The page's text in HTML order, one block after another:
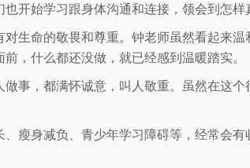
开始学习跟身体沟通和连接，领会到怎样
生命的敬畏和尊重。钟老师虽然看起来
，什么都还没做，就已经感到温暖踏实。
事，都满怀诚意，叫人敬重。虽然在这
瘦身减负、青少年学习障碍等，经常会